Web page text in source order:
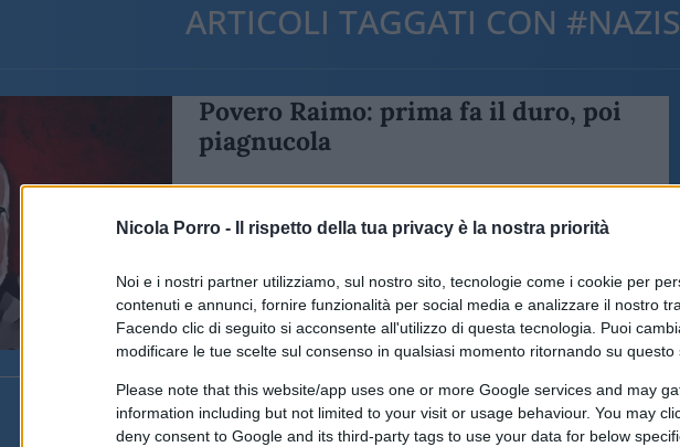
Nicola Porro - Il rispetto della tua privacy è la nostra priorità
Noi e i nostri partner utilizziamo, sul nostro sito, tecnologie come i cookie per
contenuti e annunci, fornire funzionalità per social media e analizzare il nostro
Facendo clic di seguito si acconsente all'utilizzo di questa tecnologia. Puoi
modificare le tue scelte sul consenso in qualsiasi momento ritornando su questo
Please note that this website/app uses one or more Google services and may
information including but not limited to your visit or usage behaviour. You may
deny consent to Google and its third-party tags to use your data for below
ARTICOLI TAGGATI CON
Povero Raimo: prima fa il duro, poi
piagnucola
di Salvatore Di Bartolo
7 Aprile 2024, 12:42
10.7k